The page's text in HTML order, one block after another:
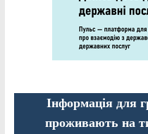
Інформація для
проживають на